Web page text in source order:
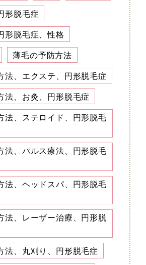
形脱毛症
形脱毛症、性格
薄毛の予防方法
法、エクステ、円形脱毛症
法、お灸、円形脱毛症
法、ステロイド、円形脱毛
法、パルス療法、円形脱毛
法、ヘッドスパ、円形脱毛
法、レーザー治療、円形脱
法、丸刈り、円形脱毛症